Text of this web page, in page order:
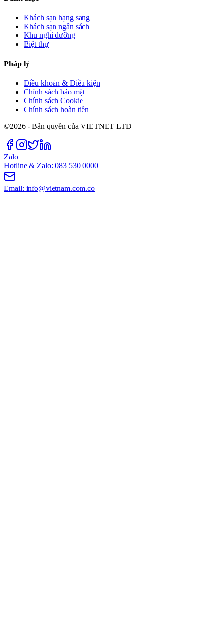
Khách sạn hạng sang
Khách sạn ngân sách
Khu nghỉ dưỡng
Biệt thự
Pháp lý
Điều khoản & Điều kiện
Chính sách bảo mật
Chính sách Cookie
Chính sách hoàn tiền
©2026 - Bản quyền của VIETNET LTD
Zalo
Hotline & Zalo: 083 530 0000
Email: info@vietnam.com.co